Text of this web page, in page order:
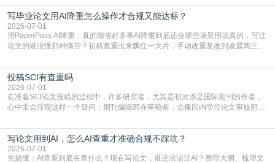
广阔学术天地的大门，连接着个体研究与社会网络。本篇AEIC学术交流中心小编
就为大家介绍“学术会议投稿意义”。一、加速研究成果的传播与反馈学术会议通
常具有周期短、时效性强的特点。相比期刊漫长的
写毕业论文用AI降重怎么操作才合规又能达标？
2026-07-01
用PaperPass AI降重，真的能省好多事AI降重到底适合哪些场景用说真的，写过
论文的谁没懂那种痛苦？初稿查重出来飘红一大片，手动改重复改到凌晨两三
到秃头。这时候靠谱的AI降重真的就是救命稻草，选对工具，半天就能搞定你两
三天都做不完的事。不是所有人都需要用AI降重，但如果你符合下面这些场景，
真的可以试试：初稿写完重复率远超要
投稿SCI有查重吗
2026-07-01
在准备SCI论文投稿的过程中，许多研究者，尤其是初次涉足国际期刊的作者，
心中常会浮现这样一个疑问：期刊编辑部在审稿前，会像国内学位论文审核那
论文的初审通过率。实际上，SCI期刊对重复内容的审查是严谨投稿流程中不可
或缺的一环。本篇AEIC学术交流中心小编就为大家介绍“投稿SCI有查重吗”。
一、查重是标准流程答案是明确的：绝大多数S
写论文用到AI，怎么AI查重才准确合规不踩坑？
2026-07-01
先搞懂：AI查重到底在查什么？现在写论文，谁还没沾过AI？整理大纲、梳理文